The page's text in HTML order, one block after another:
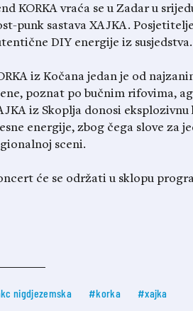
KORKA vraća se u Zadar u
punk sastava XAJKA.
DIY energije iz susjedstva.
iz Kočana jedan je od
poznat po bučnim rifovima,
iz Skoplja donosi
energije, zbog čega slove za
sceni.
će se održati u sklopu
nigdjezemska #korka #xajka